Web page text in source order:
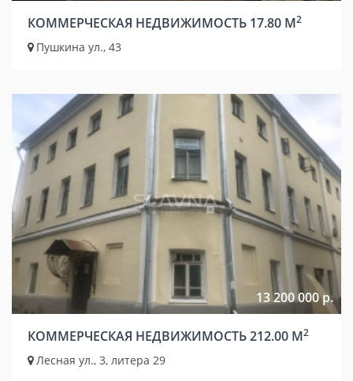
КОММЕРЧЕСКАЯ НЕДВИЖИМОСТЬ 17.80 М2
Пушкина ул., 43
13 200 000 р.
КОММЕРЧЕСКАЯ НЕДВИЖИМОСТЬ 212.00 М2
Лесная ул., 3, литера 29